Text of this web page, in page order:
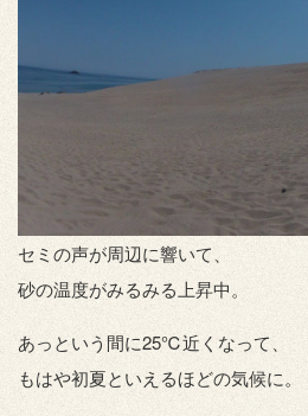
セミの声が周辺に響いて、
砂の温度がみるみる上昇中。
あっという間に25℃近くなって、
もはや初夏といえるほどの気候に。